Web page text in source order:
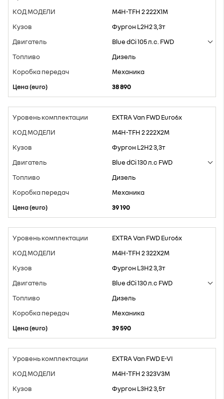
M4H-TFH 2 222X1M
Фургон L2H2 3,3т
Blue dCi 105 л.с. FWD
Дизель
Mеханика
38 890
EXTRA Van FWD Euro6x
M4H-TFH 2 222X2M
Фургон L2H2 3,3т
Blue dCi 130 л.с FWD
Дизель
Mеханика
39 190
EXTRA Van FWD Euro6x
M4H-TFH 2 322X2M
Фургон L3H2 3,3т
Blue dCi 130 л.с FWD
Дизель
Mеханика
39 590
EXTRA Van FWD E-VI
M4H-TFH 2 323V3M
Фургон L3H2 3,5т